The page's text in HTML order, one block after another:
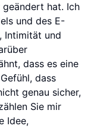
geändert hat. Ich
und des E-
Intimität und
dass es eine
dass
genau sicher,
Sie mir
Idee,